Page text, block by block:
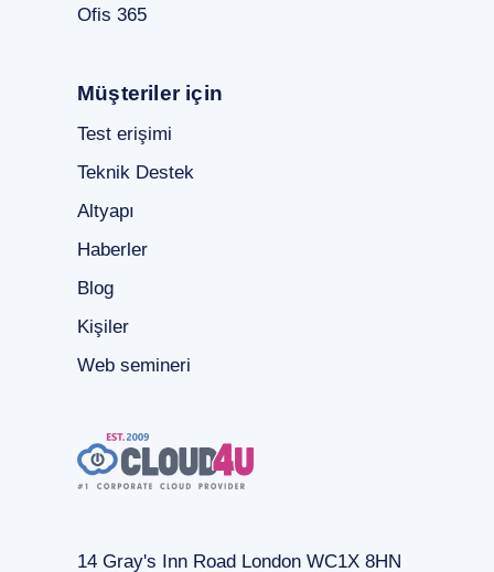
Ofis 365
Müşteriler için
Test erişimi
Teknik Destek
Altyapı
Haberler
Blog
Kişiler
Web semineri
14 Gray's Inn Road London WC1X 8HN